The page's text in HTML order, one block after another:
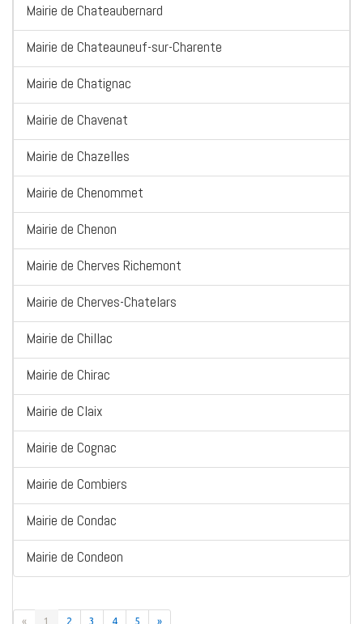
Mairie de Chateaubernard
Mairie de Chateauneuf-sur-Charente
Mairie de Chatignac
Mairie de Chavenat
Mairie de Chazelles
Mairie de Chenommet
Mairie de Chenon
Mairie de Cherves Richemont
Mairie de Cherves-Chatelars
Mairie de Chillac
Mairie de Chirac
Mairie de Claix
Mairie de Cognac
Mairie de Combiers
Mairie de Condac
Mairie de Condeon
« 1 2 3 4 5 »